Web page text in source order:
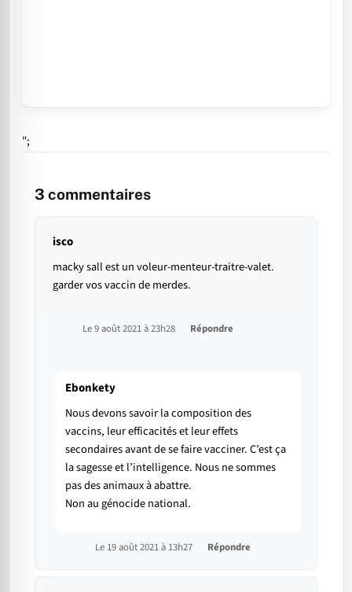
";
3 commentaires
isco
macky sall est un voleur-menteur-traitre-valet.
garder vos vaccin de merdes.
Le 9 août 2021 à 23h28 Répondre
Ebonkety
Nous devons savoir la composition des
vaccins, leur efficacités et leur effets
secondaires avant de se faire vacciner. C’est ça
la sagesse et l’intelligence. Nous ne sommes
pas des animaux à abattre.
Non au génocide national.
Le 19 août 2021 à 13h27 Répondre